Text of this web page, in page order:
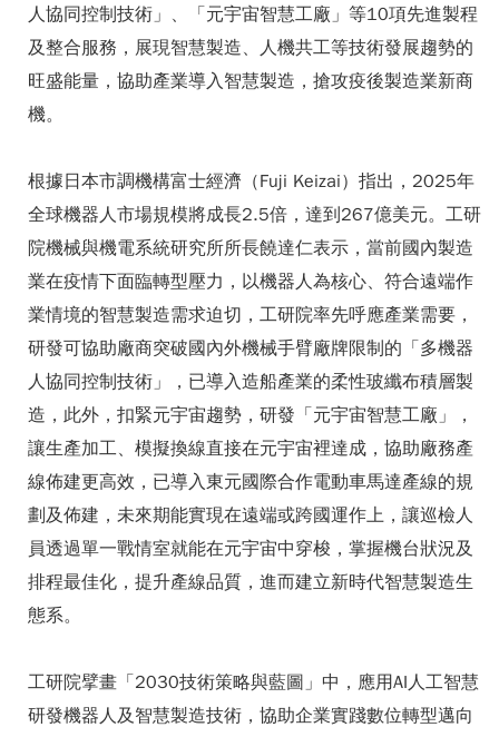
人協同控制技術」、「元宇宙智慧工廠」等10項先進製程
及整合服務，展現智慧製造、人機共工等技術發展趨勢的
旺盛能量，協助產業導入智慧製造，搶攻疫後製造業新商
機。
根據日本市調機構富士經濟（Fuji Keizai）指出，2025年
全球機器人市場規模將成長2.5倍，達到267億美元。工研
院機械與機電系統研究所所長饒達仁表示，當前國內製造
業在疫情下面臨轉型壓力，以機器人為核心、符合遠端作
業情境的智慧製造需求迫切，工研院率先呼應產業需要，
研發可協助廠商突破國內外機械手臂廠牌限制的「多機器
人協同控制技術」，已導入造船產業的柔性玻纖布積層製
造，此外，扣緊元宇宙趨勢，研發「元宇宙智慧工廠」，
讓生產加工、模擬換線直接在元宇宙裡達成，協助廠務產
線佈建更高效，已導入東元國際合作電動車馬達產線的規
劃及佈建，未來期能實現在遠端或跨國運作上，讓巡檢人
員透過單一戰情室就能在元宇宙中穿梭，掌握機台狀況及
排程最佳化，提升產線品質，進而建立新時代智慧製造生
態系。
工研院擘畫「2030技術策略與藍圖」中，應用AI人工智慧
研發機器人及智慧製造技術，協助企業實踐數位轉型邁向